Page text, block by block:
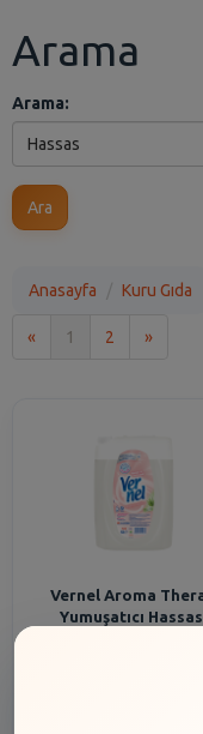
Arama
Arama:
Ara
Anasayfa Kuru Gıda
« 1 2 »Son
Vernel Aroma
Yumuşatıcı